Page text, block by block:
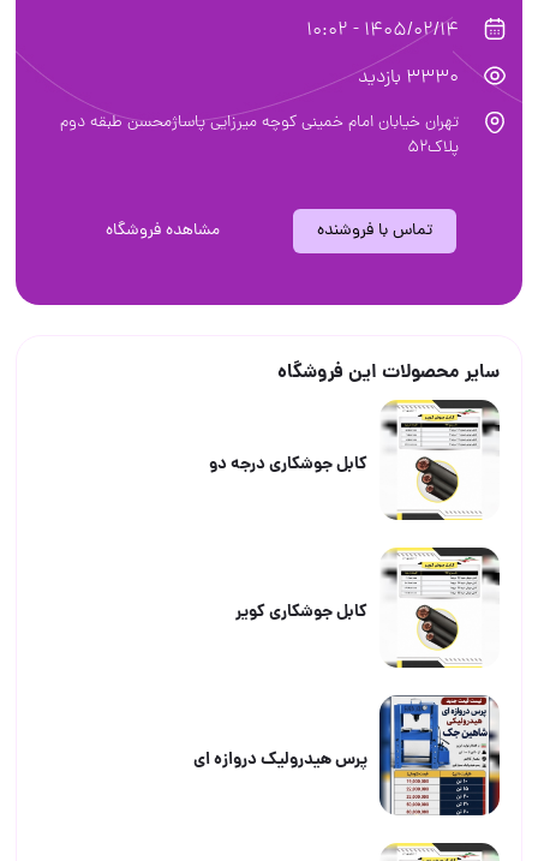
1405/02/14 - 10:02
3330 بازدید
تهران خیابان امام خمینی کوچه میرزایی پاساژمحسن طبقه دوم
پلاک۵۲
تماس با فروشنده مشاهده فروشگاه
سایر محصولات این فروشگاه
کابل جوشکاری درجه دو
کابل جوشکاری کویر
پرس هیدرولیک دروازه ای